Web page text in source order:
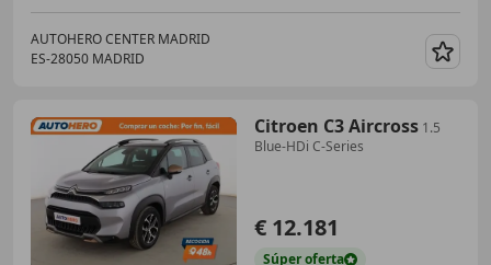
AUTOHERO CENTER MADRID
ES-28050 MADRID
Citroen C3 Aircross 1.5
Blue-HDi C-Series
€ 12.181
Súperoferta